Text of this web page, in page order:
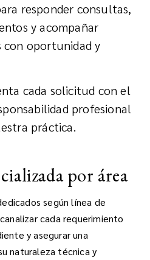
responder consultas,
y acompañar
con oportunidad y
cada solicitud con el
profesional
práctica.
por área
según línea de
cada requerimiento
y asegurar una
naturaleza técnica y